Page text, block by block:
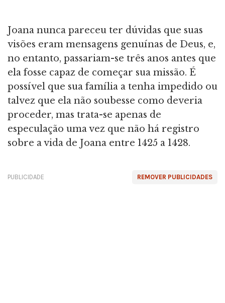
Joana nunca pareceu ter dúvidas que suas
visões eram mensagens genuínas de Deus, e,
no entanto, passariam-se três anos antes que
ela fosse capaz de começar sua missão. É
possível que sua família a tenha impedido ou
talvez que ela não soubesse como deveria
proceder, mas trata-se apenas de
especulação uma vez que não há registro
sobre a vida de Joana entre 1425 a 1428.
REMOVER PUBLICIDADES
PUBLICIDADE